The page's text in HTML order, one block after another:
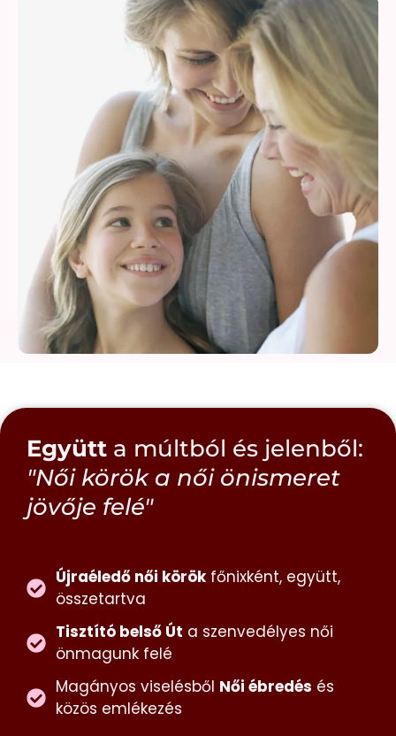
Együtt a múltból és jelenből:
"Női körök a női önismeret
jövője felé"
Újraéledő női körökfőnixként, együtt,
összetartva
Tisztító belső Út a szenvedélyes női
önmagunk felé
Magányos viselésből Női ébredés és
közös emlékezés